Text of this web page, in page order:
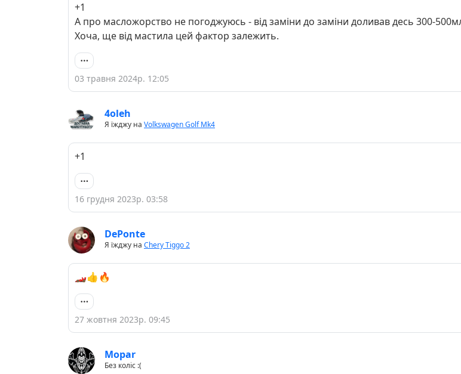
+1
А про масложорство не погоджуюсь - від заміни до заміни доливав десь 300-
Хоча, ще від мастила цей фактор залежить.
03 травня 2024р. 12:05
4oleh
Я їжджу на Volkswagen Golf Mk4
+1
16 грудня 2023р. 03:58
DePonte
Я їжджу на Chery Tiggo 2
🏎👍🔥
27 жовтня 2023р. 09:45
Mopar
Без коліс :(